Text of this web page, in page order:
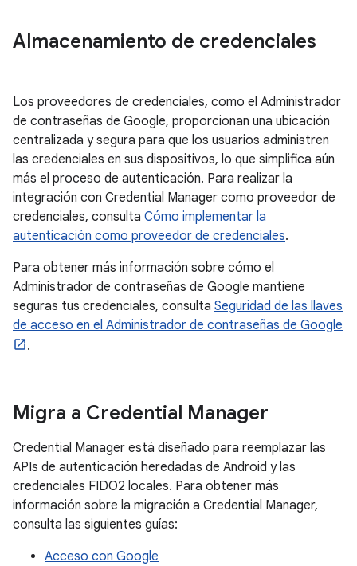
Almacenamiento de credenciales
Los proveedores de credenciales, como el Administrador
de contraseñas de Google, proporcionan una ubicación
centralizada y segura para que los usuarios administren
las credenciales en sus dispositivos, lo que simplifica aún
más el proceso de autenticación. Para realizar la
integración con Credential Manager como proveedor de
credenciales, consulta Cómo implementar la
autenticación como proveedor de credenciales.
Para obtener más información sobre cómo el
Administrador de contraseñas de Google mantiene
seguras tus credenciales, consulta Seguridad de las llaves
de acceso en el Administrador de contraseñas de Google
.
Migra a Credential Manager
Credential Manager está diseñado para reemplazar las
APIs de autenticación heredadas de Android y las
credenciales FIDO2 locales. Para obtener más
información sobre la migración a Credential Manager,
consulta las siguientes guías:
Acceso con Google